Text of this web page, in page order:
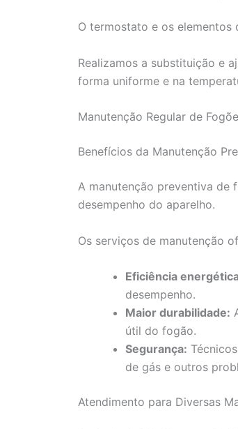
O termostato e os elementos
Realizamos a substituição e
forma uniforme e na
Manutenção Regular de
Benefícios da Manutenção
A manutenção preventiva de
desempenho do aparelho.
Os serviços de manutenção
Eficiência
desempenho.
Maior durabilidade:
útil do fogão.
Segurança:
de gás e outros
Atendimento para Diversas